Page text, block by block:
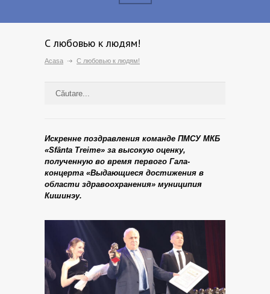
С любовью к людям!
Acasa С любовью к людям!
Искренне поздравления команде ПМСУ МКБ
«Sfânta Treime» за высокую оценку,
полученную во время первого Гала-
концерта «Выдающиеся достижения в
области здравоохранения» муниципия
Кишинэу.